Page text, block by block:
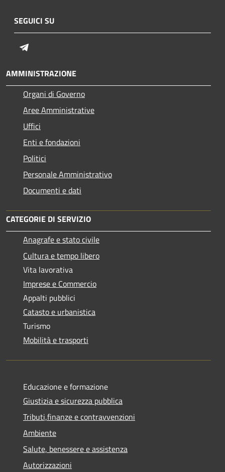
SEGUICI SU
AMMINISTRAZIONE
Organi di Governo
Aree Amministrative
Uffici
Enti e fondazioni
Politici
Personale Amministrativo
Documenti e dati
CATEGORIE DI SERVIZIO
Anagrafe e stato civile
Cultura e tempo libero
Vita lavorativa
Imprese e Commercio
Appalti pubblici
Catasto e urbanistica
Turismo
Mobilità e trasporti
Educazione e formazione
Giustizia e sicurezza pubblica
Tributi,finanze e contravvenzioni
Ambiente
Salute, benessere e assistenza
Autorizzazioni